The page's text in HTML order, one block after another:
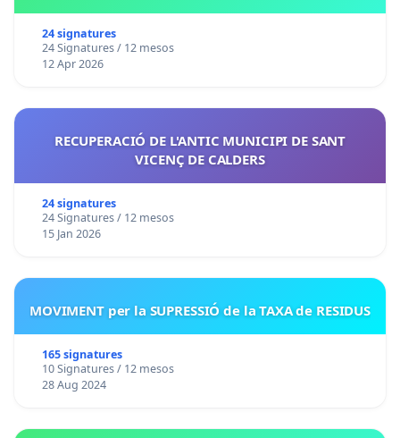
24 signatures
24 Signatures / 12 mesos
12 Apr 2026
RECUPERACIÓ DE L'ANTIC MUNICIPI DE SANT
VICENÇ DE CALDERS
24 signatures
24 Signatures / 12 mesos
15 Jan 2026
MOVIMENT per la SUPRESSIÓ de la TAXA de RESIDUS
165 signatures
10 Signatures / 12 mesos
28 Aug 2024